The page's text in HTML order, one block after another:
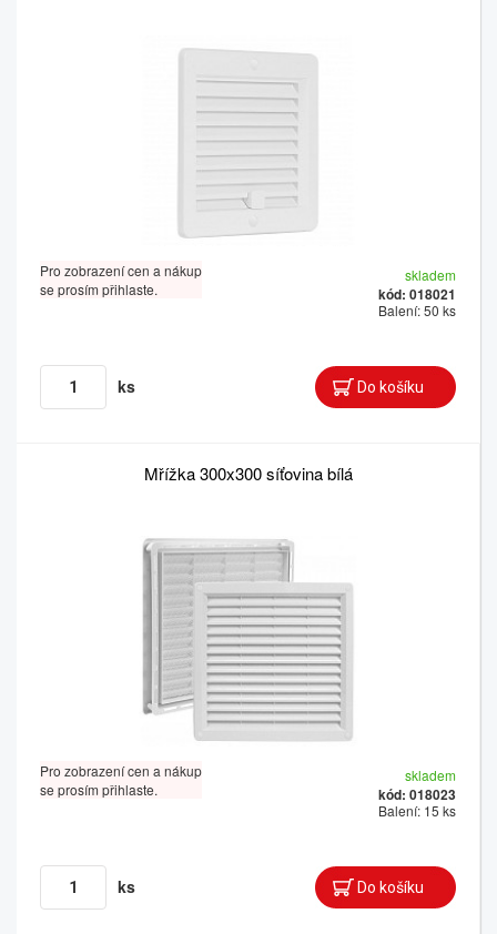
Pro zobrazení cen a nákup
se prosím přihlaste.
skladem
kód: 018021
Balení: 50 ks
ks
Mřížka 300x300 síťovina bílá
Pro zobrazení cen a nákup
se prosím přihlaste.
skladem
kód: 018023
Balení: 15 ks
ks